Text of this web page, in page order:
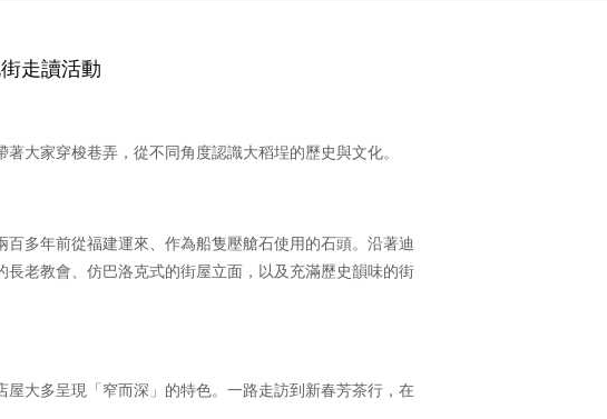
走讀活動
大家穿梭巷弄，從不同角度認識大稻埕的歷史與文化。
多年前從福建運來、作為船隻壓艙石使用的石頭。沿著迪
老教會、仿巴洛克式的街屋立面，以及充滿歷史韻味的街
大多呈現「窄而深」的特色。一路走訪到新春芳茶行，在